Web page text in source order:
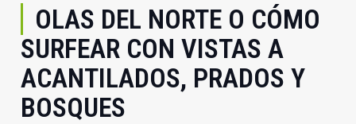
OLAS DEL NORTE O CÓMO
SURFEAR CON VISTAS A
ACANTILADOS, PRADOS Y
BOSQUES